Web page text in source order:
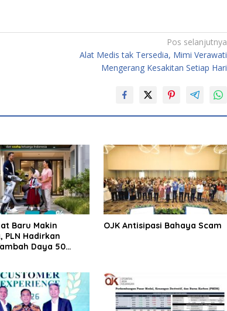
Pos selanjutnya
Alat Medis tak Tersedia, Mimi Verawati
Mengerang Kesakitan Setiap Hari
Baru Makin
PLN Hadirkan
Daya 50
OJK Antisipasi Bahaya Scam